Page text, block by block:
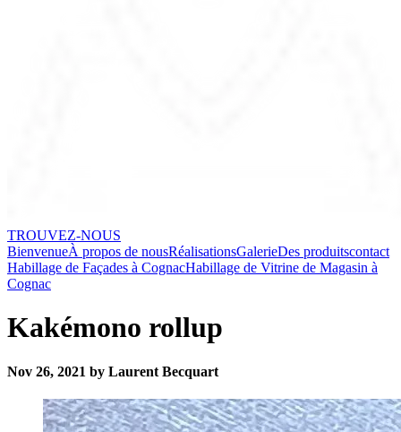
TROUVEZ-NOUS
BienvenueÀ propos de nousRéalisationsGalerieDes produitscontact
Habillage de Façades à CognacHabillage de Vitrine de Magasin à
Cognac
Kakémono rollup
Nov 26, 2021 by Laurent Becquart